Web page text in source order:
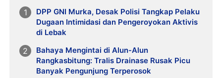
DPP GNI Murka, Desak Polisi Tangkap Pelaku
Dugaan Intimidasi dan Pengeroyokan Aktivis
di Lebak
Bahaya Mengintai di Alun-Alun
Rangkasbitung: Tralis Drainase Rusak Picu
Banyak Pengunjung Terperosok